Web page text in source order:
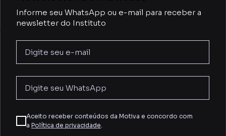
Informe seu WhatsApp ou e-mail para receber a
newsletter do Instituto
Aceito receber conteúdos da Motiva e concordo com
a Política de privacidade